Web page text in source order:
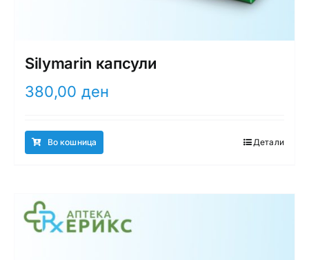
Silymarin капсули
380,00 ден
Во кошница Детали